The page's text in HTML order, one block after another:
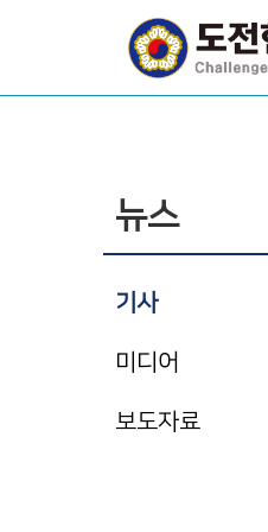
뉴스
기사
미디어
보도자료